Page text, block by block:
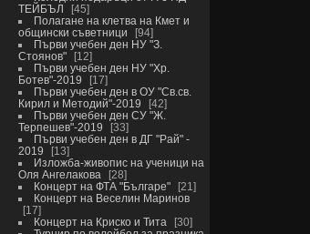
ТЕЙБЪЛ
45
Полагане на клетва на Кмет и
общински съветници
94
Първи учебен ден НУ "З.
Стоянов"
12
Първи учебен ден НУ "Хр.
Ботев"-2019
17
Първи учебен ден в ОУ "Св.св.
Кирил и Методий"-2019
42
Първи учебен ден СУ "Ж.
Терпешев"-2019
33
Първи учебен ден в ДГ "Рай" -
2019
13
Изложба-живопис на ученици на
Оля Ангелакова
28
Концерт на ФТА "Българе"
21
Концерт на Веселин Маринов
17
Концерт на Криско и Тита
30